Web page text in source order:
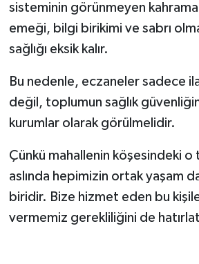
sisteminin görünmeyen
emeği, bilgi birikimi ve sabrı
sağlığı eksik kalır.
Bu nedenle, eczaneler sadece
değil, toplumun sağlık
kurumlar olarak görülmelidir.
Çünkü mahallenin köşesindeki o
aslında hepimizin ortak yaşam
biridir. Bize hizmet eden bu
vermemiz gerekliliğini de